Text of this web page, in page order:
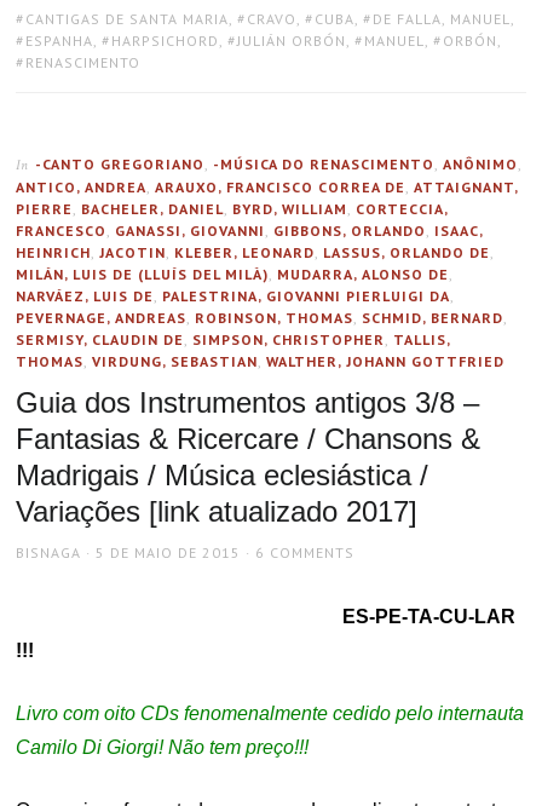
TAGS:
CANTIGAS DE SANTA MARIA , CRAVO , CUBA , DE FALLA, MANUEL
ESPANHA , HARPSICHORD , JULIÁN ORBÓN , MANUEL , ORBÓN
RENASCIMENTO
In -CANTO GREGORIANO -MÚSICA DO RENASCIMENTO ,ANÔNIMO
ANTICO, ANDREA ,ARAUXO, FRANCISCO CORREA DE ,ATTAIGNANT,
PIERRE
BACHELER, DANIEL BYRD, WILLIAM
CORTECCIA,
FRANCESCO
GANASSI, GIOVANNI GIBBONS, ORLANDO
ISAAC,
HEINRICH ,JACOTIN KLEBER, LEONARD LASSUS, ORLANDO DE
MILÁN, LUIS DE (LLUÍS DEL MILÀ) MUDARRA, ALONSO DE
NARVÁEZ, LUIS DE
PALESTRINA, GIOVANNI PIERLUIGI DA
PEVERNAGE, ANDREAS ROBINSON, THOMAS SCHMID, BERNARD
SERMISY, CLAUDIN DE
SIMPSON, CHRISTOPHER
TALLIS,
THOMAS ,VIRDUNG, SEBASTIAN ,WALTHER, JOHANN GOTTFRIED
Guia dos Instrumentos antigos 3/8 –
Fantasias & Ricercare / Chansons &
Madrigais / Música eclesiástica /
Variações [link atualizado 2017]
AUTHOR
BISNAGA
POSTED
5 DE MAIO DE 2015 6 COMMENTS
ES-PE-TA-CU-LAR
!!!
Livro com oito CDs fenomenalmente cedido pelo internauta
Camilo Di Giorgi! Não tem preço!!!